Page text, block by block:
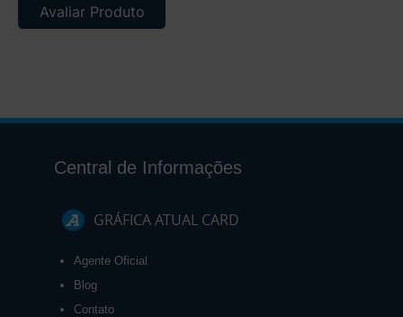
Avaliar Produto
Central de Informações
GRÁFICA ATUAL CARD
Agente Oficial
Blog
Contato